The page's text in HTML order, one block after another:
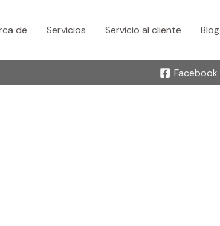
de Servicios Servicio al cliente Blog
Facebook